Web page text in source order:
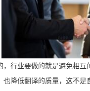
行业要做的就是避免相
也降低翻译的质量，这不